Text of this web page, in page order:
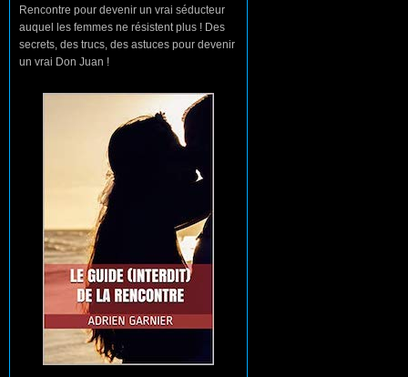
Rencontre pour devenir un vrai séducteur
auquel les femmes ne résistent plus ! Des
secrets, des trucs, des astuces pour devenir
un vrai Don Juan !